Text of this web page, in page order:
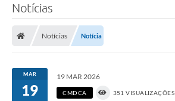
Notícias
Notícias Notícia
MAR
19
19 MAR 2026
CMDCA 351 VISUALIZAÇÕES